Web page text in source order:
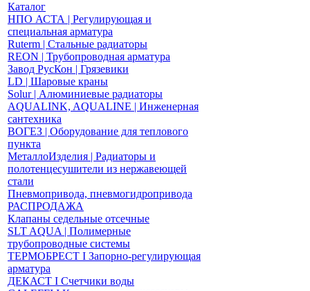
Каталог
НПО АСТА | Регулирующая и
специальная арматура
Ruterm | Стальные радиаторы
REON | Трубопроводная арматура
Завод РусКон | Грязевики
LD | Шаровые краны
Solur | Алюминиевые радиаторы
AQUALINK, AQUALINE | Инженерная
сантехника
ВОГЕЗ | Оборудование для теплового
пункта
МеталлоИзделия | Радиаторы и
полотенцесушители из нержавеющей
стали
Пневмопривода, пневмогидропривода
РАСПРОДАЖА
Клапаны седельные отсечные
SLT AQUA | Полимерные
трубопроводные системы
ТЕРМОБРЕСТ І Запорно-регулирующая
арматура
ДЕКАСТ І Счетчики воды